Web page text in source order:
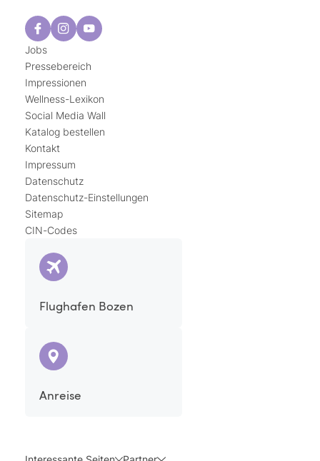
Jobs
Pressebereich
Impressionen
Wellness-Lexikon
Social Media Wall
Katalog bestellen
Kontakt
Impressum
Datenschutz
Datenschutz-Einstellungen
Sitemap
CIN-Codes
Flughafen Bozen
Anreise